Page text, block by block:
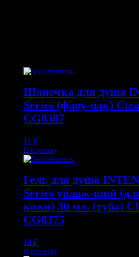
Шапочка для душа
Series (флоу-пак)
CG8387
11 ₽
В корзину
Гель для душа
Series увлаж-щий
кожи) 30 мл. (туба)
CG8375
19 ₽
В корзину